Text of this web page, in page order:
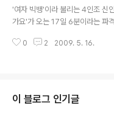
'존 코너'가 '스카이넷'이 만든 실
은 함정으로 인해 부대원을 모두
'여자 빅뱅'이라 불리는 4인조 신
가요'가 오는 17일 6분이라는 파
에 비해 일찍 관심이 잦아들었다.
들의 무대를 위해 많은 준비를 했
사에 SBS가 고개 숙이고 들어간
0 2 2009. 5. 16.
이 블로그 인기글